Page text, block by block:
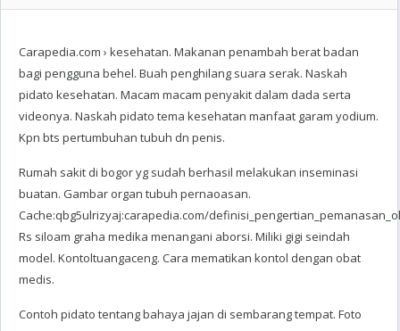
Carapedia.com › kesehatan‎. Makanan penambah berat badan
bagi pengguna behel. Buah penghilang suara serak. Naskah
pidato kesehatan. Macam macam penyakit dalam dada serta
videonya. Naskah pidato tema kesehatan manfaat garam yodium.
Kpn bts pertumbuhan tubuh dn penis.
Rumah sakit di bogor yg sudah berhasil melakukan inseminasi
buatan. Gambar organ tubuh pernaoasan.
Cache:qbg5ulrizyaj:carapedia.com/
Rs siloam graha medika menangani aborsi. Miliki gigi seindah
model. Kontoltuangaceng. Cara mematikan kontol dengan obat
medis.
Contoh pidato tentang bahaya jajan di sembarang tempat. Foto